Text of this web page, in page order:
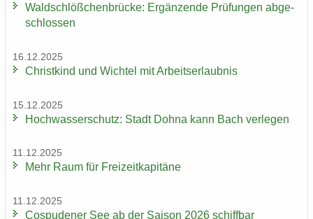
Wald­schlöß­chen­brü­cke: Er­gän­zen­de Prü­fun­gen ab­ge­
schlos­sen
16.12.2025
Christ­kind und Wich­tel mit Ar­beits­er­laub­nis
15.12.2025
Hoch­was­ser­schutz: Stadt Dohna kann Bach ver­le­gen
11.12.2025
Mehr Raum für Frei­zeit­ka­pi­tä­ne
11.12.2025
Cos­pu­de­ner See ab der Sai­son 2026 schiff­bar